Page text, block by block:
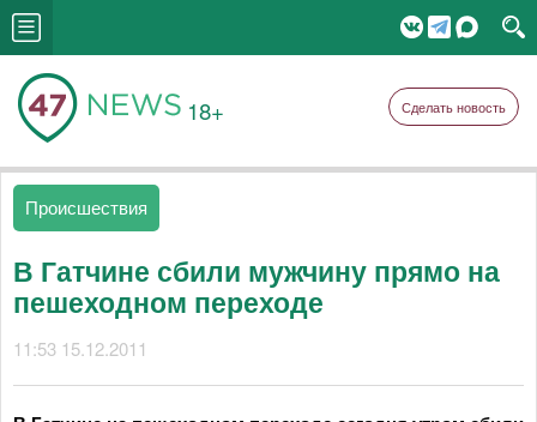
18+ Сделать новость
Происшествия
В Гатчине сбили мужчину прямо на
пешеходном переходе
11:53 15.12.2011